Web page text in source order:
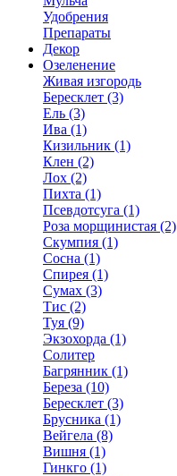
Удобрения
Препараты
Декор
Озеленение
Живая изгородь
Бересклет (3)
Ель (3)
Ива (1)
Кизильник (1)
Клен (2)
Лох (2)
Пихта (1)
Псевдотсуга (1)
Роза морщинистая (2)
Скумпия (1)
Сосна (1)
Спирея (1)
Сумах (3)
Тис (2)
Туя (9)
Экзохорда (1)
Солитер
Багрянник (1)
Береза (10)
Бересклет (3)
Брусника (1)
Вейгела (8)
Вишня (1)
Гинкго (1)